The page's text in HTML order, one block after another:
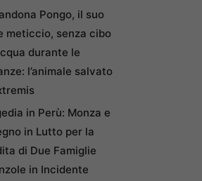
Pongo, il suo
meticcio, senza cibo
durante le
l’animale salvato
in Perù: Monza e
in Lutto per la
di Due Famiglie
in Incidente